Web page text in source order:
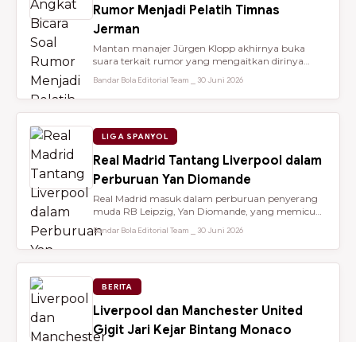
Rumor Menjadi Pelatih Timnas
Jerman
Mantan manajer Jürgen Klopp akhirnya buka
suara terkait rumor yang mengaitkan dirinya
Bandar Bola Editorial Team ⎯ 30 Juni 2026
LIGA SPANYOL
Real Madrid Tantang Liverpool dalam
Perburuan Yan Diomande
Real Madrid masuk dalam perburuan penyerang
muda RB Leipzig, Yan Diomande, yang memicu
Bandar Bola Editorial Team ⎯ 30 Juni 2026
BERITA
Liverpool dan Manchester United
Gigit Jari Kejar Bintang Monaco